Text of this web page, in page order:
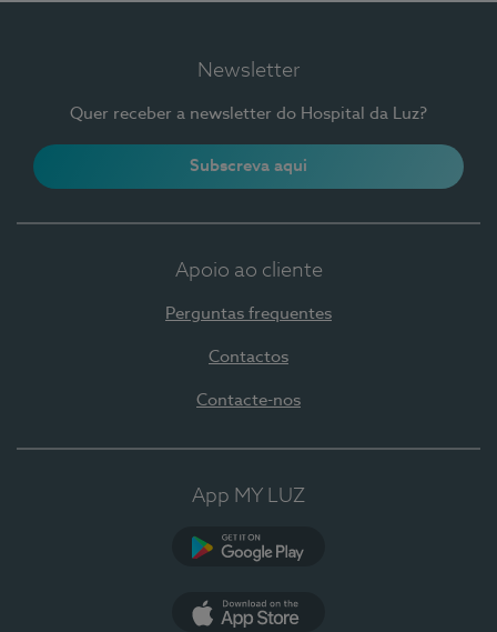
Newsletter
Quer receber a newsletter do Hospital da Luz?
Subscreva aqui
Apoio ao cliente
Perguntas frequentes
Contactos
Contacte-nos
App MY LUZ